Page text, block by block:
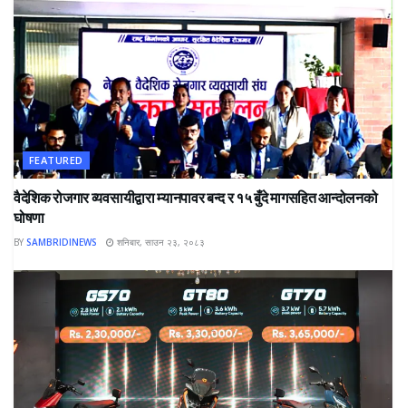
FEATURED
वैदेशिक रोजगार व्यवसायीद्वारा म्यानपावर बन्द र १५ बुँदे मागसहित आन्दोलनको
घोषणा
BY SAMBRIDINEWS शनिबार, साउन २३, २०८३